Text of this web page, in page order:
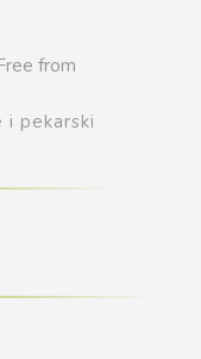
from
i pekarski